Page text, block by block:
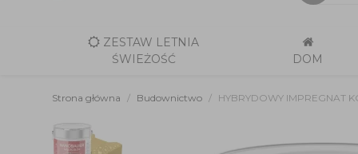
ZESTAW LETNIA
ŚWIEŻOŚĆ
DOM
Strona główna Budownictwo HYBRYDOWY IMPREGNAT